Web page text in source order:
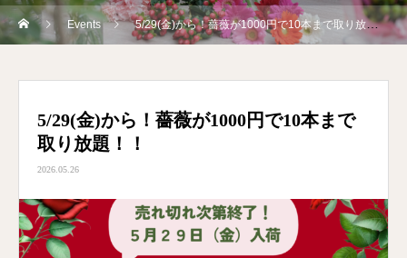
Events 5/29(金)から！薔薇が1000円で10本まで取り放題！！
5/29(金)から！薔薇が1000円で10本まで
取り放題！！
2026.05.26